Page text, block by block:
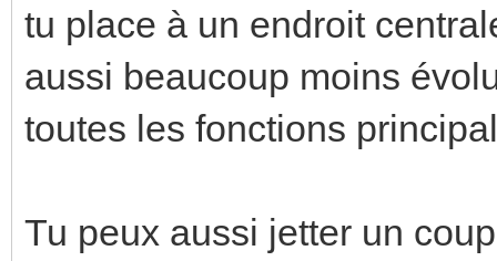
tu place à un endroit
aussi beaucoup moins
toutes les fonctions
Tu peux aussi jetter un